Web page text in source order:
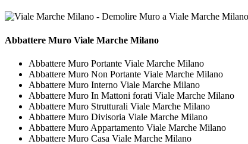
Abbattere Muro Viale Marche Milano
Abbattere Muro Portante Viale Marche Milano
Abbattere Muro Non Portante Viale Marche Milano
Abbattere Muro Interno Viale Marche Milano
Abbattere Muro In Mattoni forati Viale Marche Milano
Abbattere Muro Strutturali Viale Marche Milano
Abbattere Muro Divisoria Viale Marche Milano
Abbattere Muro Appartamento Viale Marche Milano
Abbattere Muro Casa Viale Marche Milano